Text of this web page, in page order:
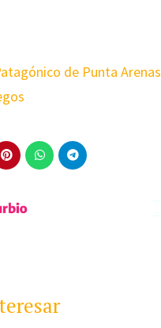
de Punta Arenas